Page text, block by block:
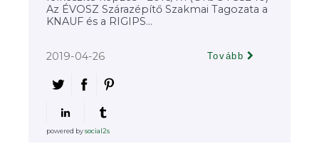
Az ÉVOSZ Szárazépítő Szakmai Tagozata a
KNAUF és a RIGIPS...
2019-04-26 Tovább
powered bysocial2s